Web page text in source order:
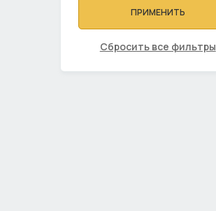
ПРИМЕНИТЬ
Сбросить все фильтры